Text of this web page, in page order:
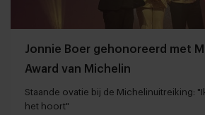
Jonnie Boer gehonoreerd met
Award van Michelin
Staande ovatie bij de Michelinuitreiking:
het hoort"